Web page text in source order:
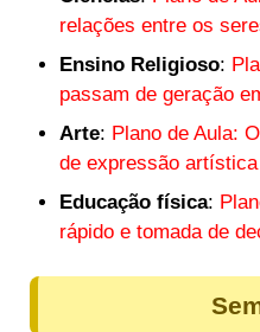
relações entre os
Ensino Religioso:
passam de geração
Arte: Plano de Aula:
de expressão artística
Educação física:
rápido e tomada de